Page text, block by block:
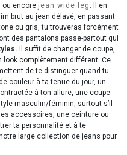
ou encore jean wide leg . Il en
brut au jean délavé, en passant
ou gris, tu trouveras forcément
des pantalons passe-partout qui
Il suffit de changer de coupe,
look complètement différent. Ce
de te distinguer quand tu
couleur à ta tenue du jour, un
à ton allure, une coupe
masculin/féminin, surtout s’il
accessoires, une ceinture ou
ta personnalité et à te
large collection de jeans pour